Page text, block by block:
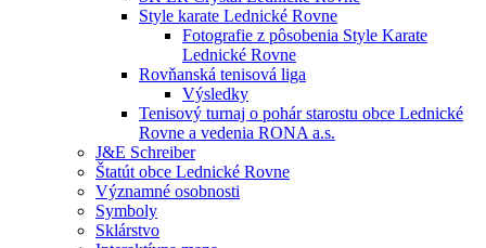
Style karate Lednické Rovne
Fotografie z pôsobenia Style Karate
Lednické Rovne
Rovňanská tenisová liga
Výsledky
Tenisový turnaj o pohár starostu obce Lednické
Rovne a vedenia RONA a.s.
J&E Schreiber
Štatút obce Lednické Rovne
Významné osobnosti
Symboly
Sklárstvo